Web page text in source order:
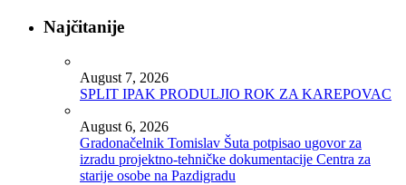
Najčitanije
August 7, 2026
SPLIT IPAK PRODULJIO ROK ZA KAREPOVAC
August 6, 2026
Gradonačelnik Tomislav Šuta potpisao ugovor za
izradu projektno-tehničke dokumentacije Centra za
starije osobe na Pazdigradu